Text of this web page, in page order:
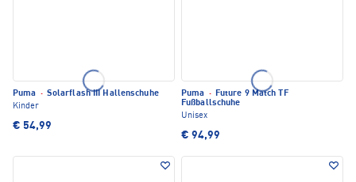
Puma · Solarflash III Hallenschuhe
Kinder
€ 54,99
Puma · Future 9 Match TF
Fußballschuhe
Unisex
€ 94,99